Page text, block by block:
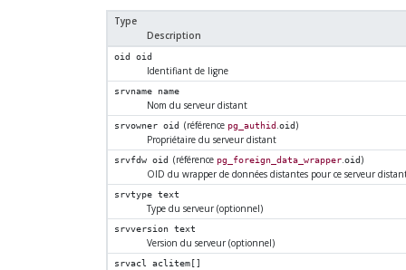
Type
Description
oid oid
Identifiant de ligne
srvname name
Nom du serveur distant
srvowner oid (référence pg_authid.oid)
Propriétaire du serveur distant
srvfdw oid (référence pg_foreign_data_wrapper.oid)
OID du wrapper de données distantes pour ce serveur
srvtype text
Type du serveur (optionnel)
srvversion text
Version du serveur (optionnel)
srvacl aclitem[]